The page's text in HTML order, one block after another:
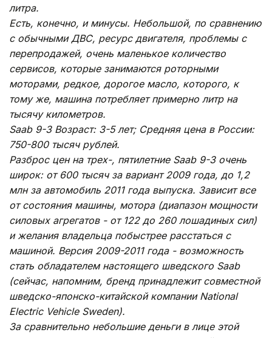
литра.
Есть, конечно, и минусы. Небольшой, по сравнению
с обычными ДВС, ресурс двигателя, проблемы с
перепродажей, очень маленькое количество
сервисов, которые занимаются роторными
моторами, редкое, дорогое масло, которого, к
тому же, машина потребляет примерно литр на
тысячу километров.
Saab 9-3 Возраст: 3-5 лет; Средняя цена в России:
750-800 тысяч рублей.
Разброс цен на трех-, пятилетние Saab 9-3 очень
широк: от 600 тысяч за вариант 2009 года, до 1,2
млн за автомобиль 2011 года выпуска. Зависит все
от состояния машины, мотора (диапазон мощности
силовых агрегатов - от 122 до 260 лошадиных сил)
и желания владельца побыстрее расстаться с
машиной. Версия 2009-2011 года - возможность
стать обладателем настоящего шведского Saab
(сейчас, напомним, бренд принадлежит совместной
шведско-японско-китайской компании National
Electric Vehicle Sweden).
За сравнительно небольшие деньги в лице этой